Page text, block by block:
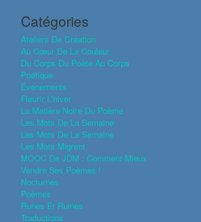
Catégories
Ateliers De Création
Au Cœur De La Couleur
Du Corps Du Poète Au Corps
Poétique
Événements
Fleurir L'hiver
La Matière Noire Du Poème
Les Mots De La Semaine
Les Mots De La Semaine
Les Mots Migrent
MOOC De JDM : Comment Mieux
Vendre Ses Poèmes !
Nocturnes
Poèmes
Runes Et Ruines
Traductions